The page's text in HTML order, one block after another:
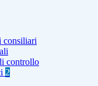
consiliari
controllo
2